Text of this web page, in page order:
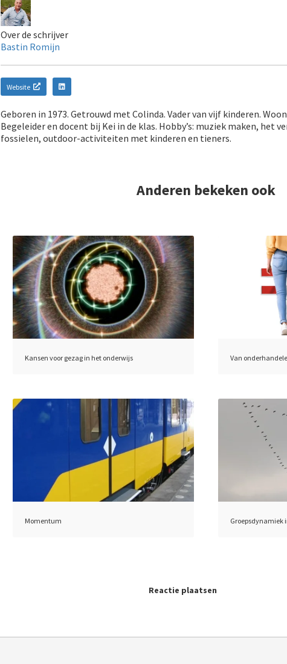
Over de schrijver
Bastin Romijn
Website
Geboren in 1973. Getrouwd met Colinda. Vader van vijf kinderen.
Begeleider en docent bij Kei in de klas. Hobby’s: muziek maken, het
fossielen, outdoor-activiteiten met kinderen en tieners.
Anderen bekeken ook
Kansen voor gezag in het onderwijs Van
Momentum Groepsdynamiek
Reactie plaatsen